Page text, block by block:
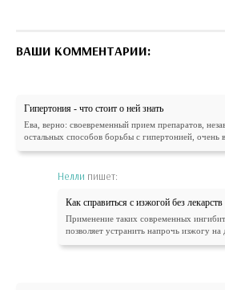
ВАШИ КОММЕНТАРИИ:
Гипертония - что стоит о ней знать
Ева, верно: своевременный прием препаратов,
остальных способов борьбы с гипертонией, очень
Нелли пишет:
Как справиться с изжогой без лекарств
Применение таких современных
позволяет устранить напрочь изжогу на